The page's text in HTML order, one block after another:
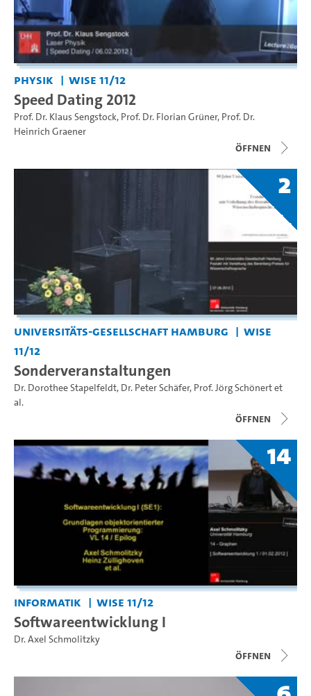
Physik WiSe 11/12
Speed Dating 2012
Prof. Dr. Klaus Sengstock, Prof. Dr. Florian Grüner, Prof. Dr.
Heinrich Graener
Öffnen
2
Universitäts-Gesellschaft Hamburg
WiSe
11/12
Sonderveranstaltungen
Dr. Dorothee Stapelfeldt, Dr. Peter Schäfer, Prof. Jörg Schönertet
al.
Öffnen
14
Informatik WiSe 11/12
Softwareentwicklung I
Dr. Axel Schmolitzky
Öffnen